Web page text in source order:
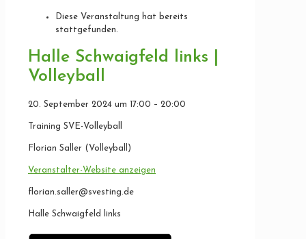
Diese Veranstaltung hat bereits
stattgefunden.
Halle Schwaigfeld links |
Volleyball
20. September 2024 um 17:00 – 20:00
Training SVE-Volleyball
Florian Saller (Volleyball)
Veranstalter-Website anzeigen
florian.saller@svesting.de
Halle Schwaigfeld links